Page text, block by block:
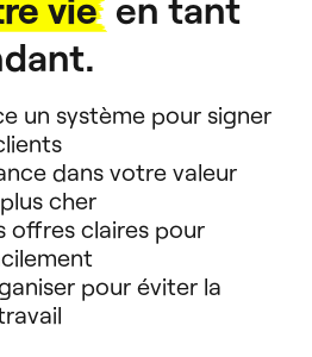
un système pour signer
dans votre valeur
cher
offres claires pour
pour éviter la